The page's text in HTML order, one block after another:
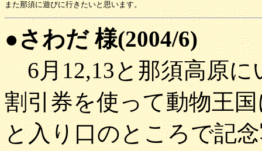
●さわだ 様(2004/6)
6月12,13と那須高原に
割引券を使って動物王
と入り口のところで記